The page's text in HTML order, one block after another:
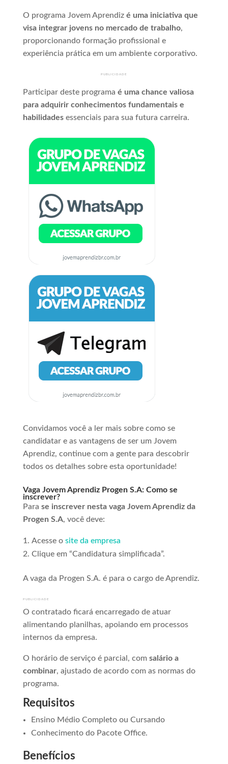
O programa Jovem Aprendiz é uma iniciativa que
visa integrar jovens no mercado de trabalho,
proporcionando formação profissional e
experiência prática em um ambiente corporativo.
PUBLICIDADE
Participar deste programa é uma chance valiosa
para adquirir conhecimentos fundamentais e
habilidadesessenciais para sua futura carreira.
Convidamos você a ler mais sobre como se
candidatar e as vantagens de ser um Jovem
Aprendiz, continue com a gente para descobrir
todos os detalhes sobre esta oportunidade!
Vaga Jovem Aprendiz Progen S.A: Como se
inscrever?
Para se inscrever nesta vaga Jovem Aprendiz da
Progen S.A, você deve:
Acesse o site da empresa
Clique em “Candidatura simplificada”.
A vaga da Progen S.A. é para o cargo de Aprendiz.
PUBLICIDADE
O contratado ficará encarregado de atuar
alimentando planilhas, apoiando em processos
internos da empresa.
O horário de serviço é parcial, com salário a
combinar, ajustado de acordo com as normas do
programa.
Requisitos
Ensino Médio Completo ou Cursando
Conhecimento do Pacote Office.
Benefícios